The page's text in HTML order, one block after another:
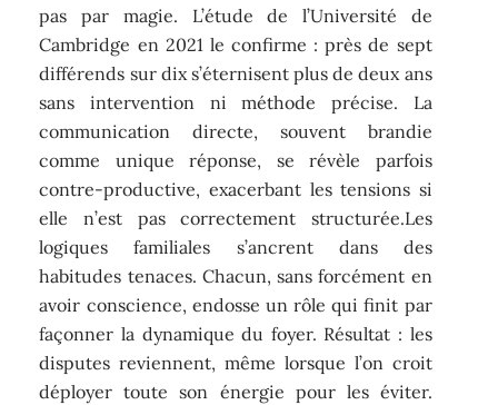
pas par magie. L’étude de l’Université de
Cambridge en 2021 le confirme : près de sept
différends sur dix s’éternisent plus de deux ans
sans intervention ni méthode précise. La
communication directe, souvent brandie
comme unique réponse, se révèle parfois
contre-productive, exacerbant les tensions si
elle n’est pas correctement structurée.Les
logiques familiales s’ancrent dans des
habitudes tenaces. Chacun, sans forcément en
avoir conscience, endosse un rôle qui finit par
façonner la dynamique du foyer. Résultat : les
disputes reviennent, même lorsque l’on croit
déployer toute son énergie pour les éviter.